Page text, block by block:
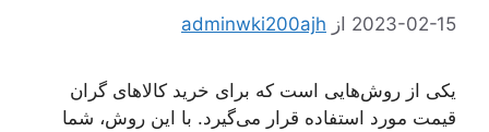
2023-02-15 از adminwki200ajh
یکی از روش‌هایی است که برای خرید کالاهای گران
قیمت مورد استفاده قرار می‌گیرد. با این روش، شما